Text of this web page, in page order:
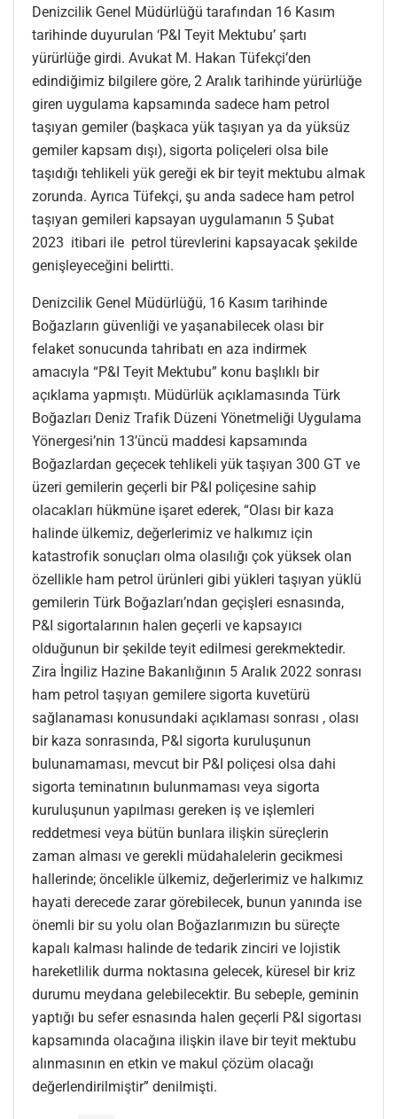
Denizcilik Genel Müdürlüğü tarafından 16 Kasım
tarihinde duyurulan ‘P&I Teyit Mektubu’ şartı
yürürlüğe girdi. Avukat M. Hakan Tüfekçi’den
edindiğimiz bilgilere göre, 2 Aralık tarihinde yürürlüğe
giren uygulama kapsamında sadece ham petrol
taşıyan gemiler (başkaca yük taşıyan ya da yüksüz
gemiler kapsam dışı), sigorta poliçeleri olsa bile
taşıdığı tehlikeli yük gereği ek bir teyit mektubu almak
zorunda. Ayrıca Tüfekçi, şu anda sadece ham petrol
taşıyan gemileri kapsayan uygulamanın 5 Şubat
2023 itibari ile petrol türevlerini kapsayacak şekilde
genişleyeceğini belirtti.
Denizcilik Genel Müdürlüğü, 16 Kasım tarihinde
Boğazların güvenliği ve yaşanabilecek olası bir
felaket sonucunda tahribatı en aza indirmek
amacıyla “P&I Teyit Mektubu” konu başlıklı bir
açıklama yapmıştı. Müdürlük açıklamasında Türk
Boğazları Deniz Trafik Düzeni Yönetmeliği Uygulama
Yönergesi’nin 13’üncü maddesi kapsamında
Boğazlardan geçecek tehlikeli yük taşıyan 300 GT ve
üzeri gemilerin geçerli bir P&I poliçesine sahip
olacakları hükmüne işaret ederek, “Olası bir kaza
halinde ülkemiz, değerlerimiz ve halkımız için
katastrofik sonuçları olma olasılığı çok yüksek olan
özellikle ham petrol ürünleri gibi yükleri taşıyan yüklü
gemilerin Türk Boğazları’ndan geçişleri esnasında,
P&I sigortalarının halen geçerli ve kapsayıcı
olduğunun bir şekilde teyit edilmesi gerekmektedir.
Zira İngiliz Hazine Bakanlığının 5 Aralık 2022 sonrası
ham petrol taşıyan gemilere sigorta kuvetürü
sağlanaması konusundaki açıklaması sonrası , olası
bir kaza sonrasında, P&I sigorta kuruluşunun
bulunamaması, mevcut bir P&I poliçesi olsa dahi
sigorta teminatının bulunmaması veya sigorta
kuruluşunun yapılması gereken iş ve işlemleri
reddetmesi veya bütün bunlara ilişkin süreçlerin
zaman alması ve gerekli müdahalelerin gecikmesi
hallerinde; öncelikle ülkemiz, değerlerimiz ve halkımız
hayati derecede zarar görebilecek, bunun yanında ise
önemli bir su yolu olan Boğazlarımızın bu süreçte
kapalı kalması halinde de tedarik zinciri ve lojistik
hareketlilik durma noktasına gelecek, küresel bir kriz
durumu meydana gelebilecektir. Bu sebeple, geminin
yaptığı bu sefer esnasında halen geçerli P&I sigortası
kapsamında olacağına ilişkin ilave bir teyit mektubu
alınmasının en etkin ve makul çözüm olacağı
değerlendirilmiştir” denilmişti.